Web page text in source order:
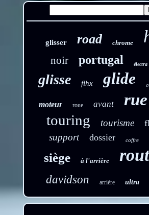
glisser road chrome
noir portugal électra
glisse flhx glide
moteur roue avant rue
touring tourisme
support dossier coffre
siège à l'arrière
davidson
arrière ultra